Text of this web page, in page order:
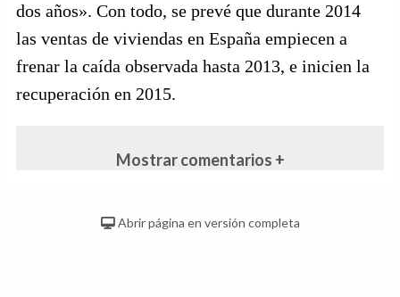
dos años». Con todo, se prevé que durante 2014
las ventas de viviendas en España empiecen a
frenar la caída observada hasta 2013, e inicien la
recuperación en 2015.
Mostrar comentarios +
Abrir página en versión completa